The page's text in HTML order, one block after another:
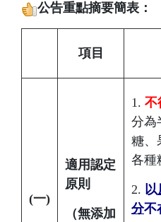
公告重點摘要簡表：
項目
(一)
適用認定
原則
（無添加
1. 不
分為
糖、
各種
2. 以
分不